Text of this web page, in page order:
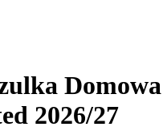
Domowa
2026/27